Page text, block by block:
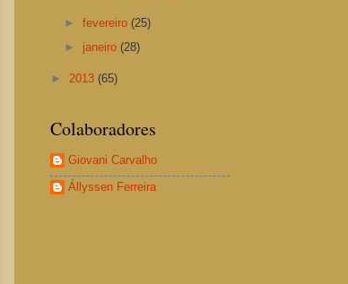
►fevereiro(25)
► janeiro(28)
► 2013 (65)
Colaboradores
Giovani Carvalho
Állyssen Ferreira